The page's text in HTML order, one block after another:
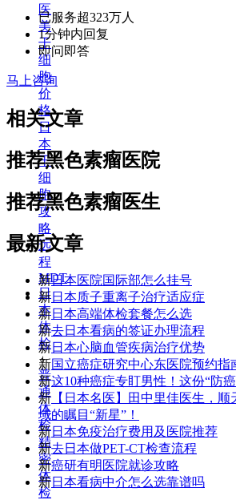
医
美
干
细
胞
价
格
日
本
干
细
胞
攻
略
远
程
MDT
日
本
体
检
+
普
通
体
检
精
密
体
检
已服务超323万人
1分钟内回复
即问即答
马上咨询
相关文章
推荐黑色素瘤医院
推荐黑色素瘤医生
最新文章
新日本医院国际部怎么挂号
新日本质子重离子治疗适应症
新日本高端体检套餐怎么选
新去日本看病的签证办理流程
新日本心脑血管疾病治疗优势
新国立癌症研究中心东医院预约指
新这10种癌症专盯男性！这份“防
新 【日本名医】田中里佳医生，
域的瞩目“新星”！
新日本免疫治疗费用及医院推荐
新去日本做PET-CT检查流程
新癌研有明医院就诊攻略
新日本看病中介怎么选靠谱吗